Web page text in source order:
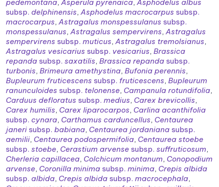
pedemontana,Asperula pyrenaica,Asphodelus albus
subsp. delphinensis,Asphodelus macrocarpus subsp.
macrocarpus,Astragalus monspessulanus subsp.
monspessulanus,Astragalus sempervirens,Astragalus
sempervirens subsp. muticus,Astragalus tremolsianus,
Astragalus vesicarius subsp. vesicarius, Brassica
repanda subsp. saxatilis, Brassica repanda subsp.
turbonis, Brimeura amethystina, Bufonia perennis,
Bupleurum fruticescens subsp. fruticescens, Bupleurum
ranunculoides subsp. telonense, Campanula rotundifolia,
Carduus defloratus subsp. medius, Carex brevicollis,
Carex humilis, Carex liparocarpos, Carlina acanthifolia
subsp. cynara, Carthamus carduncellus, Centaurea
janeri subsp. babiana, Centaurea jordaniana subsp.
aemilii, Centaurea podospermifolia, Centaurea stoebe
subsp. stoebe, Cerastium arvense subsp. suffruticosum,
Cherleria capillacea, Colchicum montanum, Conopodium
arvense, Coronilla minima subsp. minima, Crepis albida
subsp. albida, Crepis albida subsp. macrocephala,